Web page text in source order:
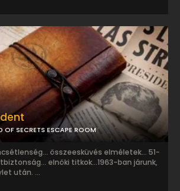
OF SECRETS ESCAPE ROOM
összeesküvés elméletek... 51-
elnöki titkok...1963-ban járunk,
után. ...